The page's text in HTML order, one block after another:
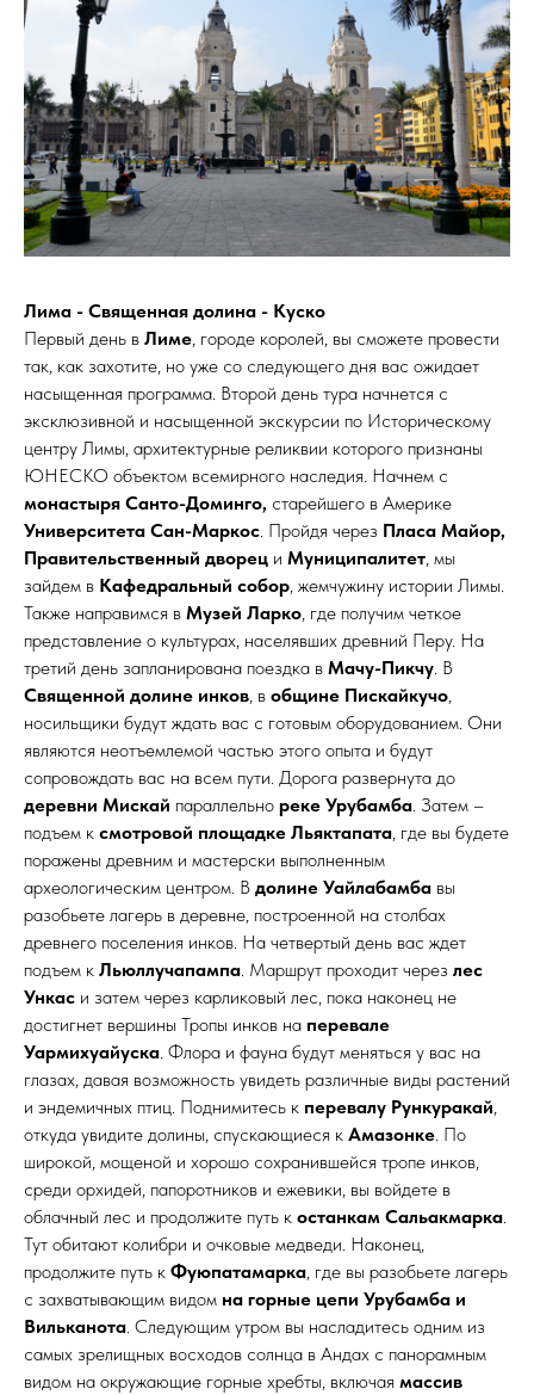
Лима - Священная долина - Куско
Первый день в Лиме , городе королей, вы сможете провести
так, как захотите, но уже со следующего дня вас ожидает
насыщенная программа. Второй день тура начнется с
эксклюзивной и насыщенной экскурсии по Историческому
центру Лимы, архитектурные реликвии которого признаны
ЮНЕСКО объектом всемирного наследия. Начнем с
монастыря Санто-Доминго, старейшего в Америке
Университета Сан-Маркос . Пройдя через Пласа Майор,
Правительственный дворец и Муниципалитет , мы
зайдем в Кафедральный собор , жемчужину истории Лимы.
Также направимся в Музей Ларко , где получим четкое
представление о культурах, населявших древний Перу. На
третий день запланирована поездка в Мачу-Пикчу . В
Священной долине инков , в общине Пискайкучо
носильщики будут ждать вас с готовым оборудованием. Они
являются неотъемлемой частью этого опыта и будут
сопровождать вас на всем пути. Дорога развернута до
деревни Мискай параллельно реке Урубамба . Затем –
подъем к смотровой площадке Льяктапатa , где вы будете
поражены древним и мастерски выполненным
археологическим центром. В долине Уайлабамба вы
разобьете лагерь в деревне, построенной на столбах
древнего поселения инков. На четвертый день вас ждет
подъем к Льюллучапампа . Маршрут проходит через лес
Ункас и затем через карликовый лес, пока наконец не
достигнет вершины Тропы инков на перевале
Уармихуайуска . Флора и фауна будут меняться у вас на
глазах, давая возможность увидеть различные виды растений
и эндемичных птиц. Поднимитесь к перевалу Рункуракай
откуда увидите долины, спускающиеся к Амазонке . По
широкой, мощеной и хорошо сохранившейся тропе инков,
среди орхидей, папоротников и ежевики, вы войдете в
облачный лес и продолжите путь к останкам Сальакмарка
Тут обитают колибри и очковые медведи. Наконец,
продолжите путь к Фуюпатамарка , где вы разобьете лагерь
с захватывающим видом на горные цепи Урубамба и
Вильканота . Следующим утром вы насладитесь одним из
самых зрелищных восходов солнца в Андах с панорамным
видом на окружающие горные хребты, включая массив